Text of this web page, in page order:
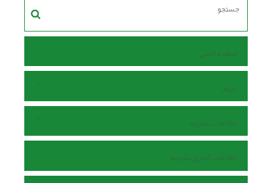
صفحه اصلی
مرور
اطلاعات نشریه
اطلاعات آماری نشریه